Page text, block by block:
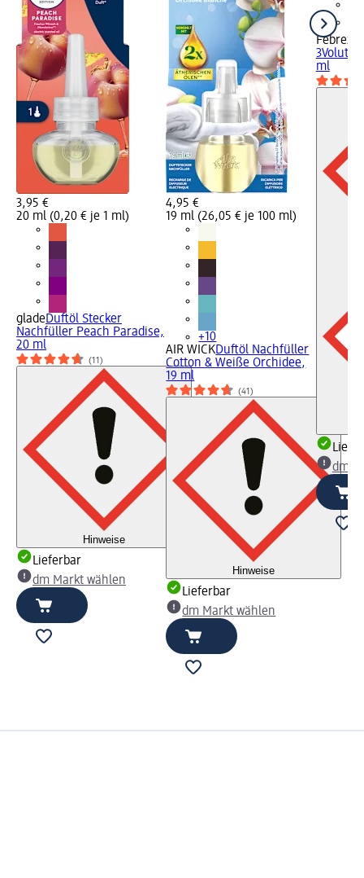
3,95 €
20 ml (0,20 € je 1 ml)
gladeDuftöl Stecker
Nachfüller Peach Paradise,
20 ml
(11)
Hinweise
Lieferbar
dm Markt wählen
4,95 €
19 ml (26,05 € je 100 ml)
+10
AIR WICKDuftöl Nachfüller
Cotton & Weiße Orchidee,
19 ml
(41)
Hinweise
Lieferbar
dm Markt wählen
Febreze
ml
dm